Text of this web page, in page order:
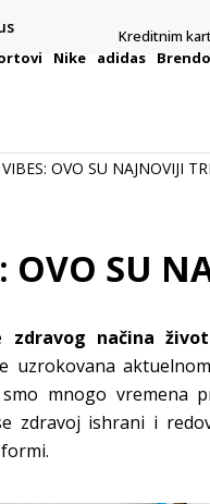
Kreditnim
Nike adidas
OVO SU NAJNOVIJI
OVO SU
zdravog načina
uzrokovana
mnogo vremena
zdravoj ishrani i